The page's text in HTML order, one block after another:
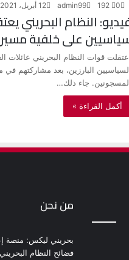
admin99 12 أبريل، 2021 0
النظام البحريني
على خلفية
قوات النظام البحريني عائلات
البارزين، بعد مشاركتهم
جاء ذلك…
أكمل القراءة »
من نحن
بحريني ليكس: منصة
فضائح النظام